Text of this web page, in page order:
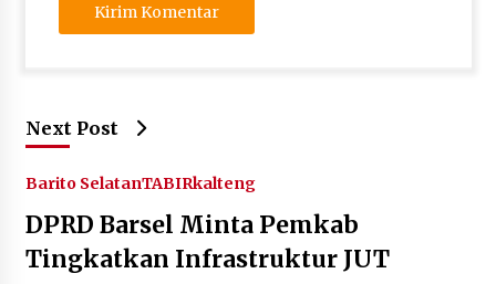
Next Post
Barito SelatanTABIRkalteng
DPRD Barsel Minta Pemkab
Tingkatkan Infrastruktur JUT